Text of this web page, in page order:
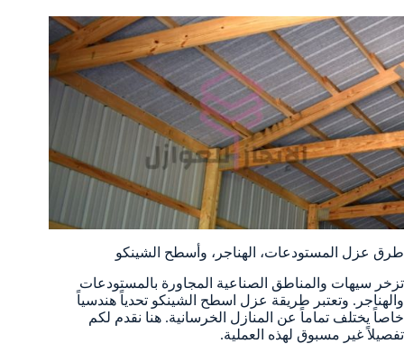
طرق عزل المستودعات، الهناجر، وأسطح الشينكو
تزخر سيهات والمناطق الصناعية المجاورة بالمستودعات
والهناجر. وتعتبر طريقة عزل اسطح الشينكو تحدياً هندسياً
خاصاً يختلف تماماً عن المنازل الخرسانية. هنا نقدم لكم
تفصيلاً غير مسبوق لهذه العملية.